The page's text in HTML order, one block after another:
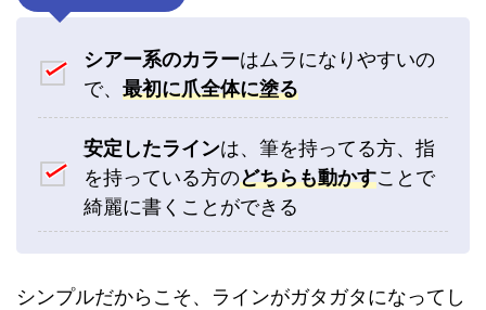
シアー系のカラーはムラになりやすいの
で、 最初に爪全体に塗る
安定したラインは、筆を持ってる方、指
を持っている方のどちらも動かすことで
綺麗に書くことができる
シンプルだからこそ、ラインがガタガタになってし